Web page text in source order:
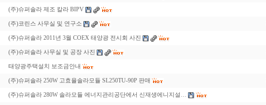
(주)슈퍼솔라 제조 칼라 BIPV
(주)코린스 사무실 및 연구소
(주)슈퍼솔라 2011년 3월 COEX 태양광 전시회 사진
(주)슈퍼솔라 사무실 및 공장 사진
태양광주택설치 보조금안내
(주)슈퍼솔라 250W 고효율솔라모듈 SL250TU-90P 판매
(주)슈퍼솔라 280W 솔라모듈 에너지관리공단에서 신재생에니지설…